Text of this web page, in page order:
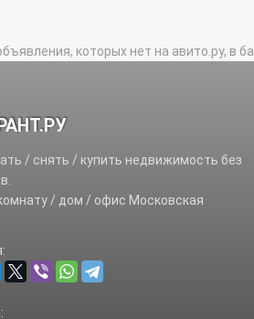
которых нет на авито.ру, в
/ снять / купить недвижимость без
/ дом / офис Московская